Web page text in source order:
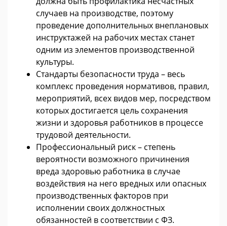
случаев на производстве, поэтому
проведение дополнительных внеплановых
инструктажей на рабочих местах станет
одним из элементов производственной
культуры.
Стандарты безопасности труда – весь
комплекс проведения нормативов, правил,
мероприятий, всех видов мер, посредством
которых достигается цель сохранения
жизни и здоровья работников в процессе
трудовой деятельности.
Профессиональный риск – степень
вероятности возможного причинения
вреда здоровью работника в случае
воздействия на него вредных или опасных
производственных факторов при
исполнении своих должностных
обязанностей в соответствии с ФЗ.